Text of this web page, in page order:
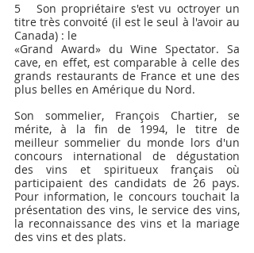
5   Son propriétaire s'est vu octroyer un
titre très convoité (il est le seul à l'avoir au
Canada) : le
«Grand Award» du Wine Spectator. Sa
cave, en effet, est comparable à celle des
grands restaurants de France et une des
plus belles en Amérique du Nord.
Son sommelier, François Chartier, se
mérite, à la fin de 1994, le titre de
meilleur sommelier du monde lors d'un
concours international de dégustation
des vins et spiritueux français où
participaient des candidats de 26 pays.
Pour information, le concours touchait la
présentation des vins, le service des vins,
la reconnaissance des vins et la mariage
des vins et des plats.